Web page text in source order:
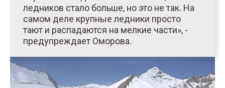
ледников стало больше, но это не так. На
самом деле крупные ледники просто
тают и распадаются на мелкие части», -
предупреждает Оморова.